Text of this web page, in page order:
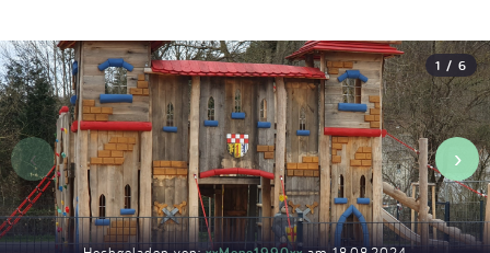
Blog
Partner
Kontakt
1 / 6
‹ ›